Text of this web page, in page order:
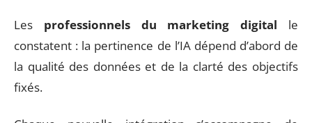
Les professionnels du marketing digital le
constatent : la pertinence de l’IA dépend d’abord de
la qualité des données et de la clarté des objectifs
fixés.